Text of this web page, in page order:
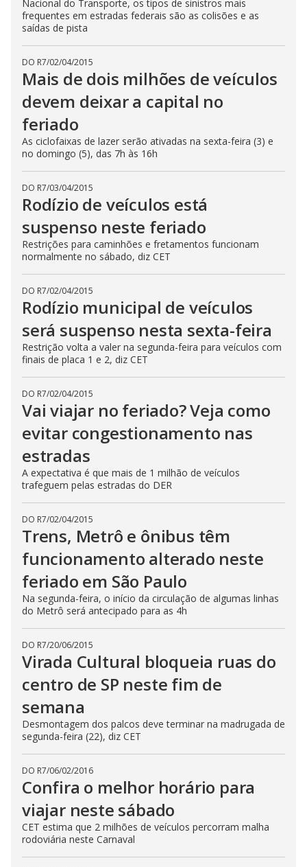
Nacional do Transporte, os tipos de sinistros mais
frequentes em estradas federais são as colisões e as
saídas de pista
DO R7/02/04/2015
Mais de dois milhões de veículos
devem deixar a capital no
feriado
As ciclofaixas de lazer serão ativadas na sexta-feira (3) e
no domingo (5), das 7h às 16h
DO R7/03/04/2015
Rodízio de veículos está
suspenso neste feriado
Restrições para caminhões e fretamentos funcionam
normalmente no sábado, diz CET
DO R7/02/04/2015
Rodízio municipal de veículos
será suspenso nesta sexta-feira
Restrição volta a valer na segunda-feira para veículos com
finais de placa 1 e 2, diz CET
DO R7/02/04/2015
Vai viajar no feriado? Veja como
evitar congestionamento nas
estradas
A expectativa é que mais de 1 milhão de veículos
trafeguem pelas estradas do DER
DO R7/02/04/2015
Trens, Metrô e ônibus têm
funcionamento alterado neste
feriado em São Paulo
Na segunda-feira, o início da circulação de algumas linhas
do Metrô será antecipado para as 4h
DO R7/20/06/2015
Virada Cultural bloqueia ruas do
centro de SP neste fim de
semana
Desmontagem dos palcos deve terminar na madrugada de
segunda-feira (22), diz CET
DO R7/06/02/2016
Confira o melhor horário para
viajar neste sábado
CET estima que 2 milhões de veículos percorram malha
rodoviária neste Carnaval